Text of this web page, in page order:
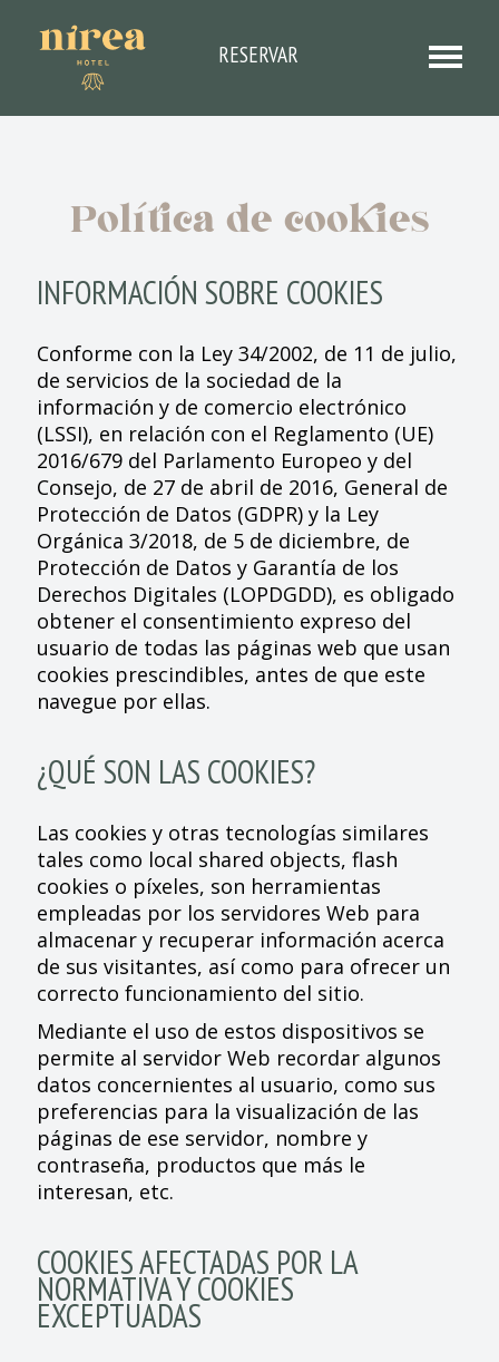
RESERVAR
Política de cookies
INFORMACIÓN SOBRE COOKIES
Conforme con la Ley 34/2002, de 11 de julio,
de servicios de la sociedad de la
información y de comercio electrónico
(LSSI), en relación con el Reglamento (UE)
2016/679 del Parlamento Europeo y del
Consejo, de 27 de abril de 2016, General de
Protección de Datos (GDPR) y la Ley
Orgánica 3/2018, de 5 de diciembre, de
Protección de Datos y Garantía de los
Derechos Digitales (LOPDGDD), es obligado
obtener el consentimiento expreso del
usuario de todas las páginas web que usan
cookies prescindibles, antes de que este
navegue por ellas.
¿QUÉ SON LAS COOKIES?
Las cookies y otras tecnologías similares
tales como local shared objects, flash
cookies o píxeles, son herramientas
empleadas por los servidores Web para
almacenar y recuperar información acerca
de sus visitantes, así como para ofrecer un
correcto funcionamiento del sitio.
Mediante el uso de estos dispositivos se
permite al servidor Web recordar algunos
datos concernientes al usuario, como sus
preferencias para la visualización de las
páginas de ese servidor, nombre y
contraseña, productos que más le
interesan, etc.
COOKIES AFECTADAS POR LA
NORMATIVA Y COOKIES
EXCEPTUADAS